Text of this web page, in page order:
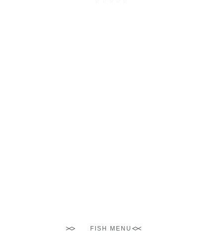
FISH MENU